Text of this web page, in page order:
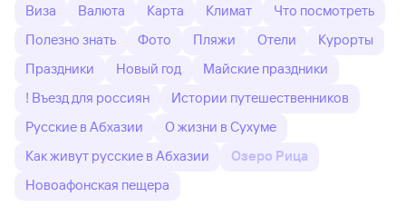
Виза Валюта Карта Климат
Что посмотреть
Полезно знать
Фото Пляжи Отели
Курорты
Праздники
Новый год
Майские праздники
! Въезд для россиян
Истории путешественников
Русские в Абхазии
О жизни в Сухуме
Как живут русские в Абхазии
Озеро Рица
Новоафонская пещера